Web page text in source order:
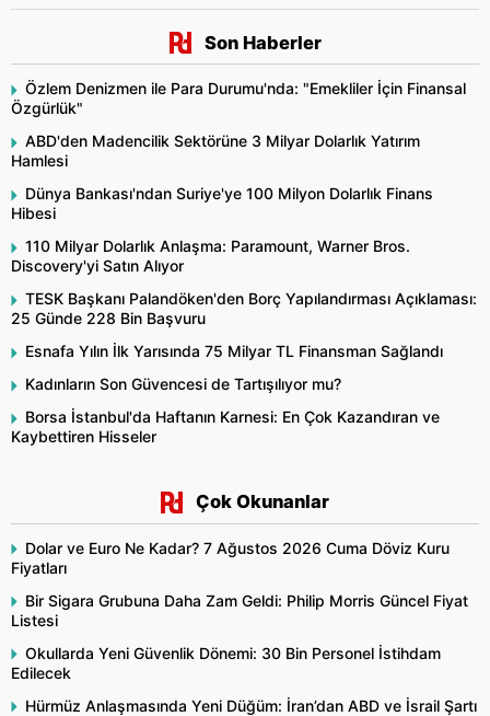
Son Haberler
Özlem Denizmen ile Para Durumu'nda: "Emekliler İçin Finansal
Özgürlük"
ABD'den Madencilik Sektörüne 3 Milyar Dolarlık Yatırım
Hamlesi
Dünya Bankası'ndan Suriye'ye 100 Milyon Dolarlık Finans
Hibesi
110 Milyar Dolarlık Anlaşma: Paramount, Warner Bros.
Discovery'yi Satın Alıyor
TESK Başkanı Palandöken'den Borç Yapılandırması Açıklaması:
25 Günde 228 Bin Başvuru
Esnafa Yılın İlk Yarısında 75 Milyar TL Finansman Sağlandı
Kadınların Son Güvencesi de Tartışılıyor mu?
Borsa İstanbul'da Haftanın Karnesi: En Çok Kazandıran ve
Kaybettiren Hisseler
Çok Okunanlar
Dolar ve Euro Ne Kadar? 7 Ağustos 2026 Cuma Döviz Kuru
Fiyatları
Bir Sigara Grubuna Daha Zam Geldi: Philip Morris Güncel Fiyat
Listesi
Okullarda Yeni Güvenlik Dönemi: 30 Bin Personel İstihdam
Edilecek
Hürmüz Anlaşmasında Yeni Düğüm: İran’dan ABD ve İsrail Şartı